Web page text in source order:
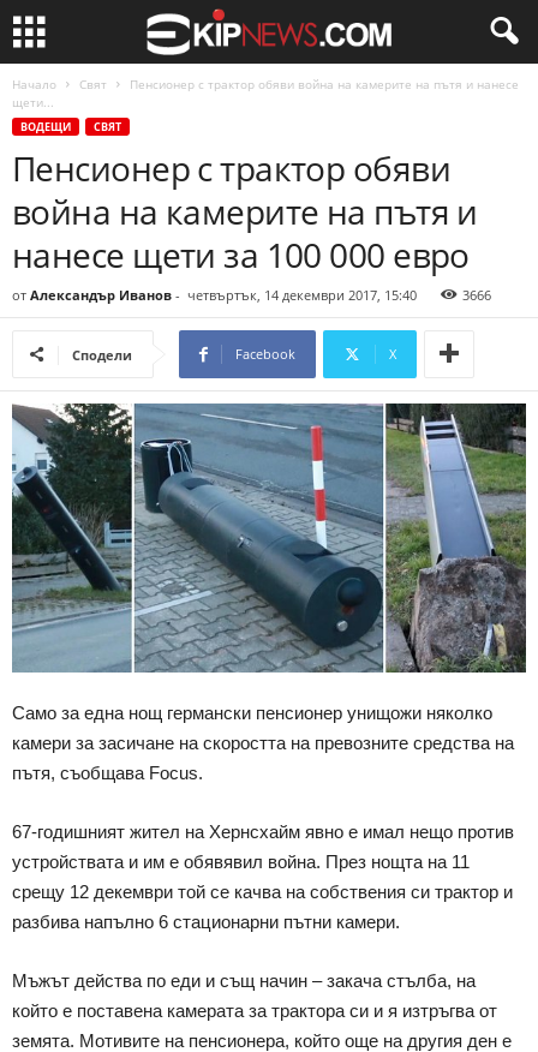
Начало Свят
Пенсионер с трактор обяви война на камерите на пътя и нанесе
щети...
ВОДЕЩИ СВЯТ
Пенсионер с трактор обяви
война на камерите на пътя и
нанесе щети за 100 000 евро
от Александър Иванов - четвъртък, 14 декември 2017, 15:40 3666
Сподели Facebook X
Само за една нощ германски пенсионер унищожи няколко
камери за засичане на скоростта на превозните средства на
пътя, съобщава Focus.
67-годишният жител на Хернсхайм явно е имал нещо против
устройствата и им е обявявил война. През нощта на 11
срещу 12 декември той се качва на собствения си трактор и
разбива напълно 6 стационарни пътни камери.
Мъжът действа по еди и същ начин – закача стълба, на
който е поставена камерата за трактора си и я изтръгва от
земята. Мотивите на пенсионера, който още на другия ден е